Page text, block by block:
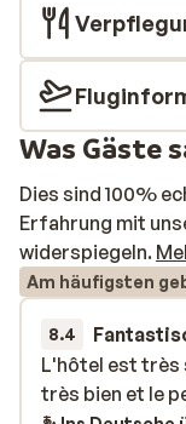
Was Gäste
Dies sind 100%
Erfahrung mit
widerspiegeln.
Am häufigsten
8.4
L'hôtel est très
très bien et le
L'hôtel est très
très bien et le